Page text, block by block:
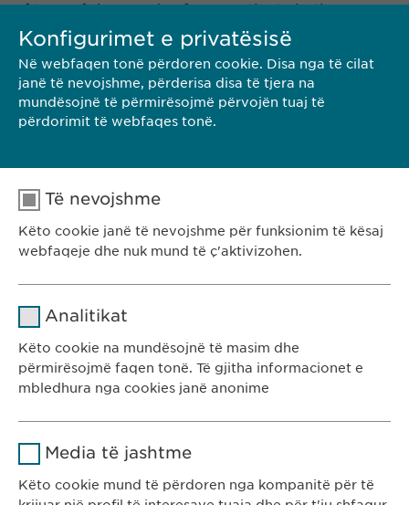
of tens of thousands of new patients in the years
to come.»
<< MBRAPA
Rr. Gazmend Zajmi 59
10000 Prishtinë
Konfigurimet e privatësisë
Në webfaqen tonë përdoren cookie. Disa nga të cilat
janë të nevojshme, përderisa disa të tjera na
mundësojnë të përmirësojmë përvojën tuaj të
përdorimit të webfaqes tonë.
Të nevojshme
Këto cookie janë të nevojshme për funksionim të kësaj
webfaqeje dhe nuk mund të ç'aktivizohen.
Kohëzgjatja 1 vit
Ruan gjendjen e pëlqimit të cookie-
Analitikat
Këto cookie na mundësojnë të masim dhe
përmirësojmë faqen tonë. Të gjitha informacionet e
mbledhura nga cookies janë anonime
Media të jashtme
Këto cookie mund të përdoren nga kompanitë për të